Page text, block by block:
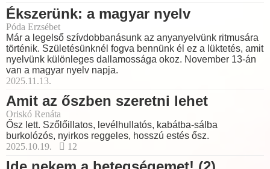
Ékszerünk: a magyar nyelv
Póda Erzsébet
Már a legelső szívdobbanásunk az anyanyelvünk ritmusára
történik. Születésünknél fogva bennünk él ez a lüktetés, amit
nyelvünk különleges dallamossága okoz. November 13-án
van a magyar nyelv napja.
2025.11.13.
Amit az őszben szeretni lehet
Oriskó Renáta
Ősz lett. Szőlőillatos, levélhullatós, kabátba-sálba
burkolózós, nyirkos reggeles, hosszú estés ősz.
2025.10.19.
12